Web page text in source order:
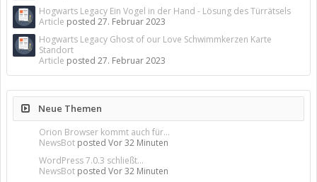
Hogwarts Legacy Ein Vogel in der Hand - Lösung des Türrätsels
Article posted 27. Februar 2023
Hogwarts Legacy Ghost of our Love Schwimmkerzen Karte
Standort
Article posted 27. Februar 2023
Neue Themen
Orion Browser kommt auch für...
NewsBot posted Vor 32 Minuten
WordPress 7.0.3 schließt...
NewsBot posted Vor 32 Minuten